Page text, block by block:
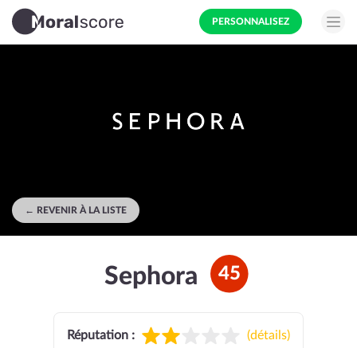
PERSONNALISEZ
← REVENIR À LA LISTE
Sephora 45
Réputation : (détails)